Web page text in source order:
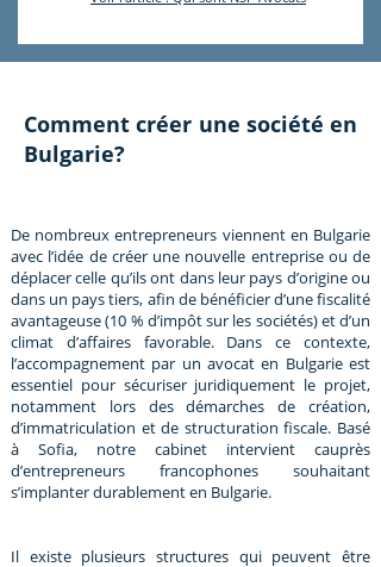
Comment créer une société en
Bulgarie?
De nombreux entrepreneurs viennent en Bulgarie
avec l’idée de créer une nouvelle entreprise ou de
déplacer celle qu’ils ont dans leur pays d’origine ou
dans un pays tiers, afin de bénéficier d’une fiscalité
avantageuse (10 % d’impôt sur les sociétés) et d’un
climat d’affaires favorable. Dans ce contexte,
l’accompagnement par un avocat en Bulgarie est
essentiel pour sécuriser juridiquement le projet,
notamment lors des démarches de création,
d’immatriculation et de structuration fiscale. Basé
à Sofia, notre cabinet intervient cauprès
d’entrepreneurs francophones souhaitant
s’implanter durablement en Bulgarie.
Il existe plusieurs structures qui peuvent être